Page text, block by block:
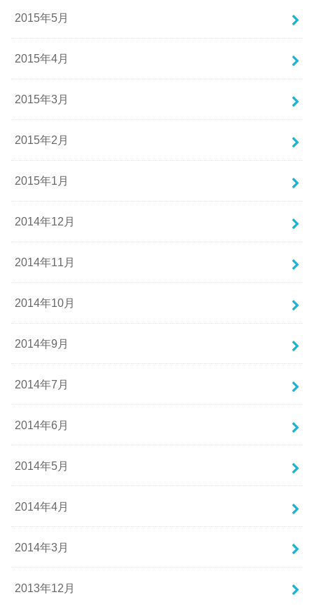
2015年5月
2015年4月
2015年3月
2015年2月
2015年1月
2014年12月
2014年11月
2014年10月
2014年9月
2014年7月
2014年6月
2014年5月
2014年4月
2014年3月
2013年12月